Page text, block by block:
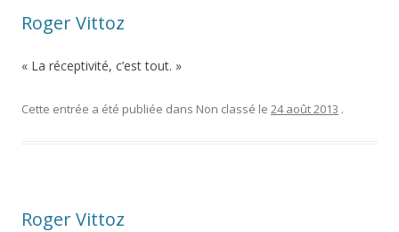
Roger Vittoz
« La réceptivité, c’est tout. »
Cette entrée a été publiée dans Non classé le 24 août 2013 .
Roger Vittoz